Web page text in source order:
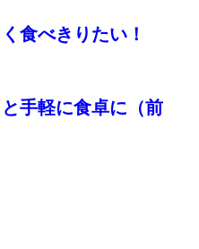
食べきりたい！
手軽に食卓に（前